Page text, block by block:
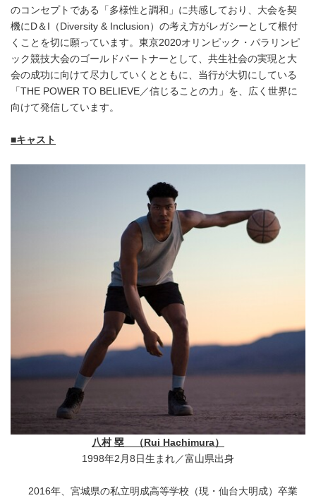
のコンセプトである「多様性と調和」に共感しており、大会を契
機にD＆I（Diversity & Inclusion）の考え方がレガシーとして根付
くことを切に願っています。東京2020オリンピック・パラリンピ
ック競技大会のゴールドパートナーとして、共生社会の実現と大
会の成功に向けて尽力していくとともに、当行が大切にしている
「THE POWER TO BELIEVE／信じることの力」を、広く世界に
向けて発信しています。
■キャスト
八村 塁 （Rui Hachimura）
1998年2月8日生まれ／富山県出身
2016年、宮城県の私立明成高等学校（現・仙台大明成）卒業